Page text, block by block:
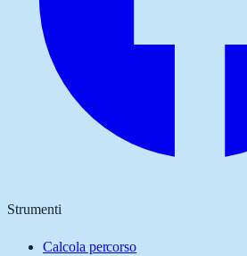
Strumenti
Calcola percorso